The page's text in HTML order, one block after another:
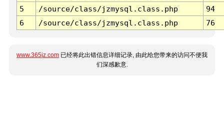
5
/source/class/jzmysql.class.php
94
6
/source/class/jzmysql.class.php 76
www.365jz.com 已经将此出错信息详细记录, 由此给您带来的访问不便我
们深感歉意.